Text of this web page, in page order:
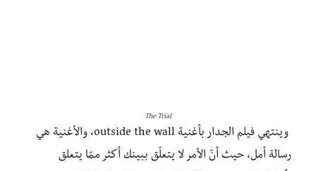
The Trial
وينتهي فيلم الجدار بأغنية outside the wall، والأغنية هي
رسالة أمل، حيث أنّ الأمر لا يتعلّق ببينك أكثر ممّا يتعلق